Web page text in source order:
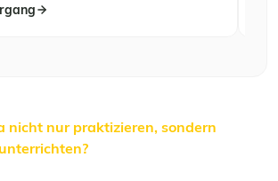
nicht nur praktizieren, sondern